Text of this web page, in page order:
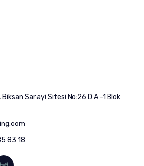
Biksan Sanayi Sitesi No:26 D:A -1 Blok
83 18